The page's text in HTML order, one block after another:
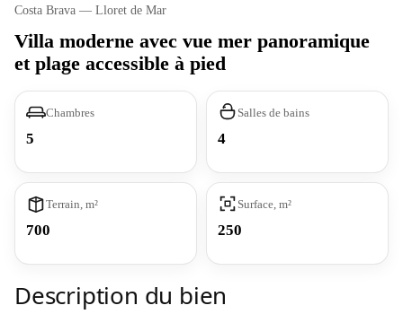
Costa Brava — Lloret de Mar
Villa moderne avec vue mer panoramique
et plage accessible à pied
Chambres
5
Salles de bains
4
Terrain, m²
700
Surface, m²
250
Description du bien